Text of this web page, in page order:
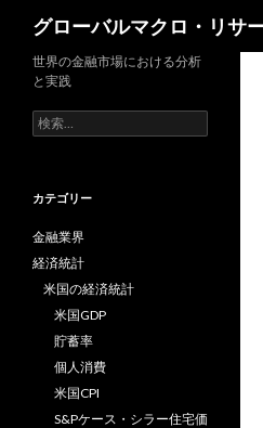
グローバルマクロ・リサ
世界の金融市場における分析
と実践
検
索:
カテゴリー
金融業界
経済統計
米国の経済統計
米国GDP
貯蓄率
個人消費
米国CPI
S&Pケース・シラー住宅価